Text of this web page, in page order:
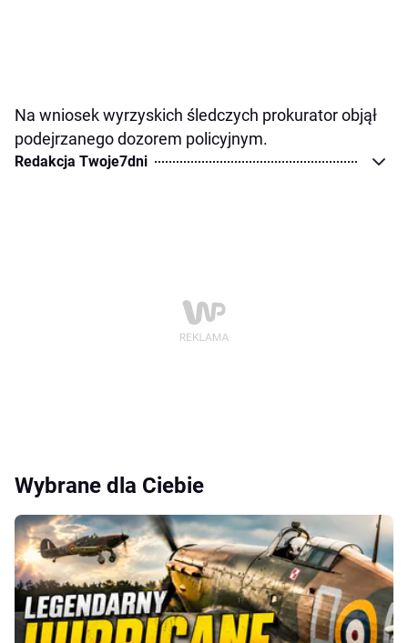
Na wniosek wyrzyskich śledczych prokurator objął
podejrzanego dozorem policyjnym.
Redakcja Twoje7dni
Wybrane dla Ciebie